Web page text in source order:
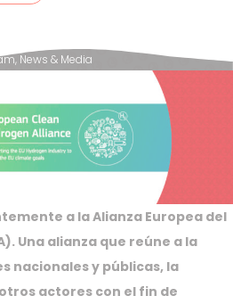
, News & Media
a la Alianza Europea del
Una alianza que reúne a la
nacionales y públicas, la
actores con el fin de